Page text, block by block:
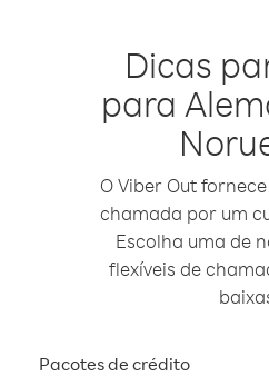
Dicas
para
O Viber Out
chamada por um
Escolha uma de
flexíveis de
Pacotes de crédito